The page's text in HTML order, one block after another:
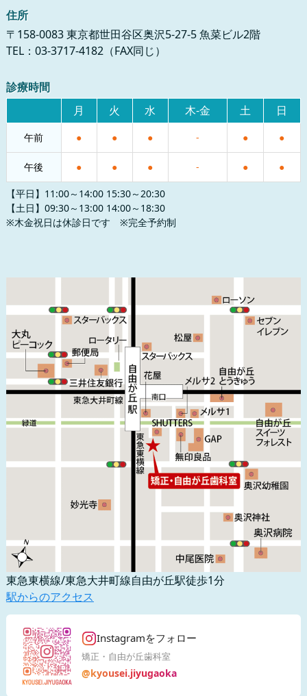
住所
〒158-0083 東京都世田谷区奥沢5-27-5 魚菜ビル2階
TEL：03-3717-4182（FAX同じ）
診療時間
月
火 水 木-金 土 日
午前 ● ● ● - ● ●
午後 ● ● ● - ● ●
【平日】11:00～14:00 15:30～20:30
【土日】09:30～13:00 14:00～18:30
※木金祝日は休診日です ※完全予約制
東急東横線/東急大井町線自由が丘駅徒歩1分
駅からのアクセス
Instagramをフォロー
矯正・自由が丘歯科室
@kyousei.jiyugaoka